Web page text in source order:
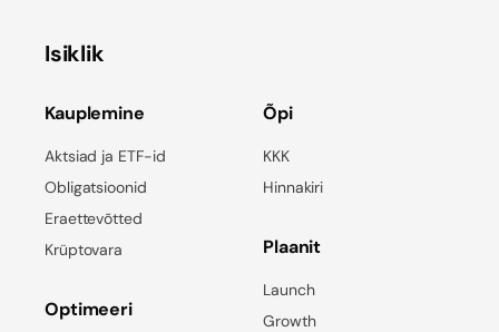
Isiklik
Kauplemine
Aktsiad ja ETF-id
Obligatsioonid
Eraettevõtted
Krüptovara
Optimeeri
Õpi
KKK
Hinnakiri
Plaanit
Launch
Growth